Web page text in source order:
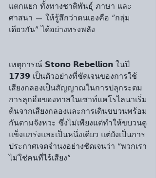
แตกแยก ทั้งทางชาติพันธุ์ ภาษา และ
ศาสนา — ให้รู้สึกว่าตนเองคือ “กลุ่ม
เดียวกัน” ได้อย่างทรงพลัง
เหตุการณ์ 𝗦𝘁𝗼𝗻𝗼 𝗥𝗲𝗯𝗲𝗹𝗹𝗶𝗼𝗻 ในปี
𝟭𝟳𝟯𝟵 เป็นตัวอย่างที่ชัดเจนของการใช้
เสียงกลองเป็นสัญญาณในการปลุกระดม
การลุกฮือของทาสในเซาท์แคโรไลนาเริ่ม
ต้นจากเสียงกลองและการเดินขบวนพร้อม
กันตามจังหวะ ซึ่งไม่เพียงแต่ทำให้ขบวนดู
แข็งแกร่งและเป็นหนึ่งเดียว แต่ยังเป็นการ
ประกาศเจตจำนงอย่างชัดเจนว่า “พวกเรา
ไม่ใช่คนที่ไร้เสียง”